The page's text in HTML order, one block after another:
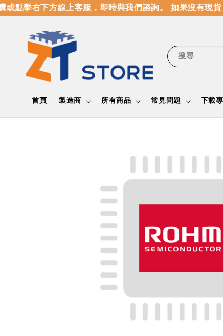
點擊右下方線上客服，即時與我們諮詢。 如果沒有現貨
搜尋
首頁 製造商 所有商品 常見問題 下載